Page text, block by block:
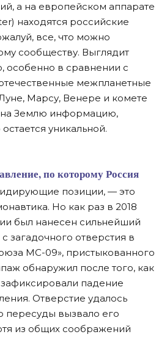
а на европейском аппарате
находятся российские
все, что можно
сообществу. Выглядит
особенно в сравнении с
межпланетные
Марсу, Венере и комете
на Землю информацию,
уникальной.
позиции, — это
Но как раз в 2018
был нанесен сильнейший
загадочного отверстия в
МС-09», пристыкованного
обнаружил после того, как
зафиксировали падение
Отверстие удалось
пересуды вызвало его
из общих соображений